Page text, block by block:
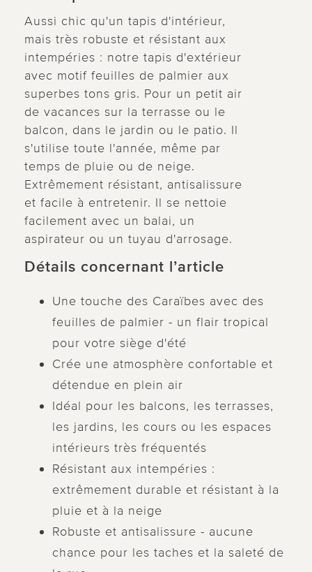
Aussi chic qu'un tapis d'intérieur,
mais très robuste et résistant aux
intempéries : notre tapis d'extérieur
avec motif feuilles de palmier aux
superbes tons gris. Pour un petit air
de vacances sur la terrasse ou le
balcon, dans le jardin ou le patio. Il
s'utilise toute l'année, même par
temps de pluie ou de neige.
Extrêmement résistant, antisalissure
et facile à entretenir. Il se nettoie
facilement avec un balai, un
aspirateur ou un tuyau d'arrosage.
Détails concernant l’article
Une touche des Caraïbes avec des
feuilles de palmier - un flair tropical
pour votre siège d'été
Crée une atmosphère confortable et
détendue en plein air
Idéal pour les balcons, les terrasses,
les jardins, les cours ou les espaces
intérieurs très fréquentés
Résistant aux intempéries :
extrêmement durable et résistant à la
pluie et à la neige
Robuste et antisalissure - aucune
chance pour les taches et la saleté de